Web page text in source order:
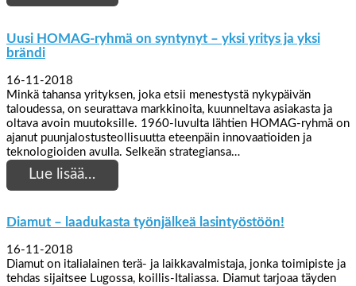
Uusi HOMAG-ryhmä on syntynyt – yksi yritys ja yksi
brändi
16-11-2018
Minkä tahansa yrityksen, joka etsii menestystä nykypäivän
taloudessa, on seurattava markkinoita, kuunneltava asiakasta ja
oltava avoin muutoksille. 1960-luvulta lähtien HOMAG-ryhmä on
ajanut puunjalostusteollisuutta eteenpäin innovaatioiden ja
teknologioiden avulla. Selkeän strategiansa…
Lue lisää…
Diamut – laadukasta työnjälkeä lasintyöstöön!
16-11-2018
Diamut on italialainen terä- ja laikkavalmistaja, jonka toimipiste ja
tehdas sijaitsee Lugossa, koillis-Italiassa. Diamut tarjoaa täyden